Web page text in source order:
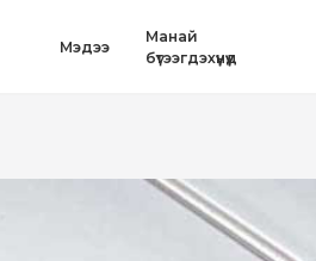
Mэдээ
Mанай
бүтээгдэхүүнүүд